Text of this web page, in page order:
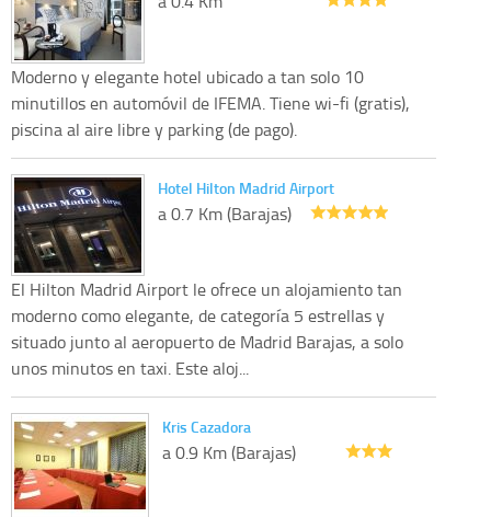
Moderno y elegante hotel ubicado a tan solo 10
minutillos en automóvil de IFEMA. Tiene wi-fi (gratis),
piscina al aire libre y parking (de pago).
Hotel Hilton Madrid Airport
a 0.7 Km (Barajas)
El Hilton Madrid Airport le ofrece un alojamiento tan
moderno como elegante, de categoría 5 estrellas y
situado junto al aeropuerto de Madrid Barajas, a solo
unos minutos en taxi. Este aloj...
Kris Cazadora
a 0.9 Km (Barajas)